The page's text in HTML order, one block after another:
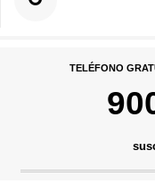
TELÉFONO